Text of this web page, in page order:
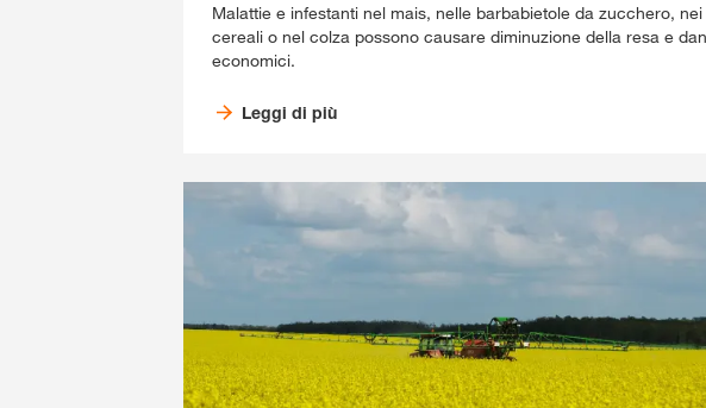
Malattie e infestanti nel mais, nelle barbabietole da zucchero, nei
cereali o nel colza possono causare diminuzione della resa e
economici.
Leggi di più